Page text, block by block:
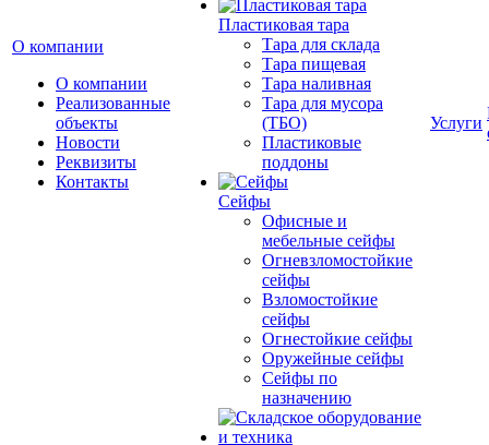
О компании
О компании
Реализованные
объекты
Новости
Реквизиты
Контакты
Пластиковая тара
Тара для склада
Тара пищевая
Тара наливная
Тара для мусора
(ТБО)
Пластиковые
поддоны
Сейфы
Офисные и
мебельные сейфы
Огневзломостойкие
сейфы
Взломостойкие
сейфы
Огнестойкие сейфы
Оружейные сейфы
Сейфы по
назначению
Услуги